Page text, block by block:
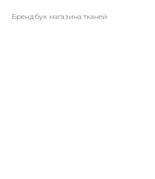
Брендбук магазина тканей